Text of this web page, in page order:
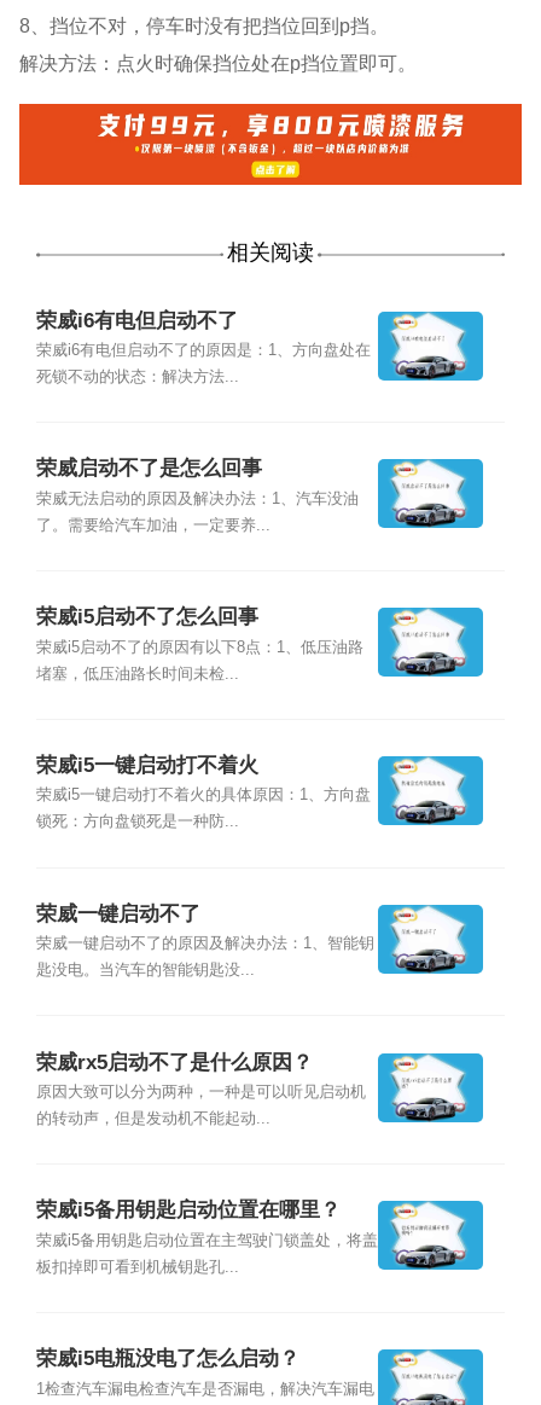
8、挡位不对，停车时没有把挡位回到p挡。
解决方法：点火时确保挡位处在p挡位置即可。
相关阅读
荣威i6有电但启动不了
荣威i6有电但启动不了的原因是：1、方向盘处在
死锁不动的状态：解决方法...
荣威启动不了是怎么回事
荣威无法启动的原因及解决办法：1、汽车没油
了。需要给汽车加油，一定要养...
荣威i5启动不了怎么回事
荣威i5启动不了的原因有以下8点：1、低压油路
堵塞，低压油路长时间未检...
荣威i5一键启动打不着火
荣威i5一键启动打不着火的具体原因：1、方向盘
锁死：方向盘锁死是一种防...
荣威一键启动不了
荣威一键启动不了的原因及解决办法：1、智能钥
匙没电。当汽车的智能钥匙没...
荣威rx5启动不了是什么原因？
原因大致可以分为两种，一种是可以听见启动机
的转动声，但是发动机不能起动...
荣威i5备用钥匙启动位置在哪里？
荣威i5备用钥匙启动位置在主驾驶门锁盖处，将盖
板扣掉即可看到机械钥匙孔...
荣威i5电瓶没电了怎么启动？
1检查汽车漏电检查汽车是否漏电，解决汽车漏电